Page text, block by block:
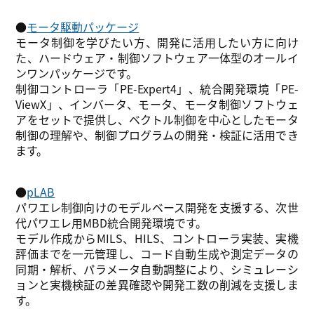
●モータ駆動パッケージ
モータ制御を学びたい方、開発に活用したい方に向け
た、ハードウェア・制御ソフトウェア一体型のオールイ
ンワンパッケージです。
制御コントローラ「PE-Expert4」、統合開発環境「PE-
ViewX」、インバータ、モータ、モータ制御ソフトウェ
アをセットで提供し、ベクトル制御を中心としたモータ
制御の理解や、制御プログラムの開発・検証に活用でき
ます。
●pLAB
パワエレ制御向けのモデルベース開発を支援する、次世
代パワエレ用MBD統合開発環境です。
モデル作成からMILS、HILS、コントローラ実装、実機
評価までを一元管理し、コード自動生成や測定データの
同期・解析、パラメータ自動調整により、シミュレーシ
ョンと実機検証の差異確認や開発工数の削減を支援しま
す。